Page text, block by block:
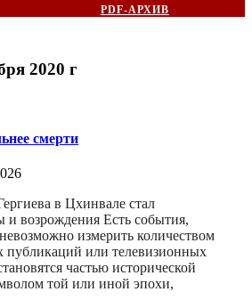
PDF-АРХИВ
2020 г
смерти
в Цхинвале стал
возрождения Есть события,
измерить количеством
публикаций или телевизионных
частью исторической
той или иной эпохи,